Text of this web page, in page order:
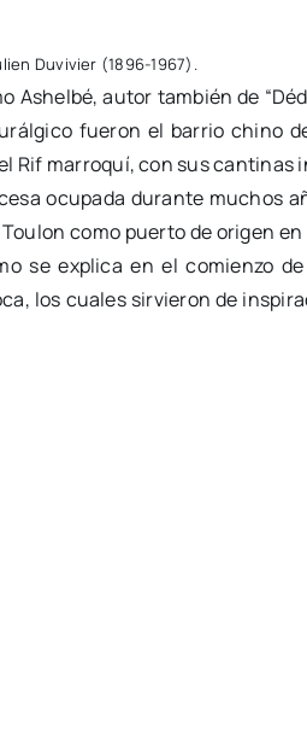
Duvivier (1896-1967).
autor también de
fueron el barrio chino
Rif marroquí, con sus
ocupada durante muchos
como puerto de origen
se explica en el comienzo
los cuales sirvieron de